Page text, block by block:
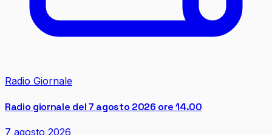
Radio Giornale
Radio giornale del 7 agosto 2026 ore 14.00
7 agosto 2026